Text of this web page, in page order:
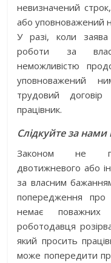
невизначений
або уповноважений
У разі, коли
роботи за
неможливістю
уповноважений
трудовий
працівник.
Слідкуйте за нами
Законом не
двотижневого або
за власним
попередження
немає
роботодавця
який просить
може попередити